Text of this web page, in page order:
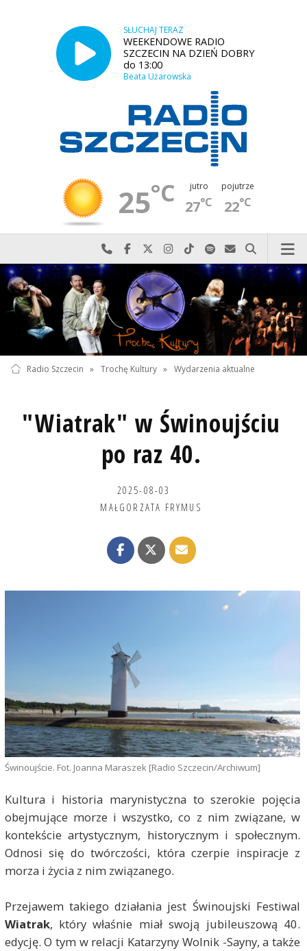
SŁUCHAJ TERAZ
WEEKENDOWE RADIO
SZCZECIN NA DZIEŃ DOBRY
do 13:00
Beata Użarowska
25°C jutro
27°C
pojutrze
22°C
Najlepiej po prostu do nas zadzwoń
Odwiedź nas na Facebook-u
Odwiedź nas na X
Odwiedź nas na Instagram-ie
Odwiedź nas na TikTok-u
Szukaj nas na Spotify
Wyślij do nas
Szukaj
Radio Szczecin » Trochę Kultury » Wydarzenia aktualne
"Wiatrak" w Świnoujściu
po raz 40.
2025-08-03
MAŁGORZATA FRYMUS
Świnoujście. Fot. Joanna Maraszek [Radio Szczecin/Archiwum]
Kultura i historia marynistyczna to szerokie pojęcia
obejmujące morze i wszystko, co z nim związane, w
kontekście artystycznym, historycznym i społecznym.
Odnosi się do twórczości, która czerpie inspiracje z
morza i życia z nim związanego.
Przejawem takiego działania jest Świnoujski Festiwal
Wiatrak, który właśnie miał swoją jubileuszową 40.
edycję. O tym w relacji Katarzyny Wolnik -Sayny, a także